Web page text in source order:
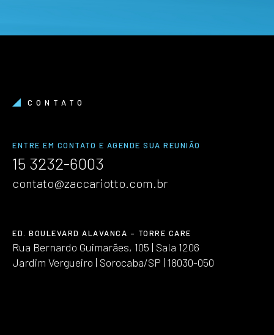
CONTATO
ENTRE EM CONTATO E AGENDE SUA REUNIÃO
15 3232-6003
contato@zaccariotto.com.br
ED. BOULEVARD ALAVANCA – TORRE CARE
Rua Bernardo Guimarães, 105 | Sala 1206
Jardim Vergueiro | Sorocaba/SP | 18030-050